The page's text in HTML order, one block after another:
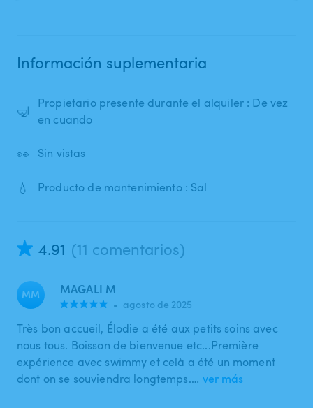
Información suplementaria
🤿
Propietario presente durante el alquiler : De vez
en cuando
👀 Sin vistas
💧 Producto de mantenimiento : Sal
4.91 (11 comentarios)
MM MAGALI M
• agosto de 2025
Très bon accueil, Élodie a été aux petits soins avec
nous tous. Boisson de bienvenue etc...Première
expérience avec swimmy et celà a été un moment
dont on se souviendra longtemps.… ver más